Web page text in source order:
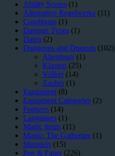
Ability Scores (1)
Alternative Regelwerke (11)
Conditions (1)
Damage Types (1)
Daten (2)
Dungeons and Dragons (102)
Abenteuer(1)
Klassen (25)
Völker(14)
Zauber(1)
Equipment (8)
Equipment Categories (2)
Features (14)
Languages (1)
Magic Items (11)
Magic: The Gathering (1)
Monsters (15)
Pen & Paper(226)